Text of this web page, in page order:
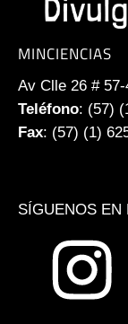
MINCIENCIAS
Av Clle 26 #
Teléfono: (57)
Fax: (57) (1)
SÍGUENOS EN